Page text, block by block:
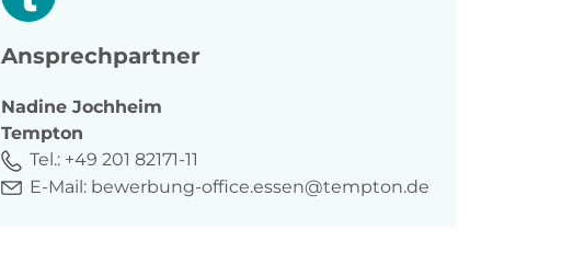
Ansprechpartner
Nadine Jochheim
Tempton
Tel.: +49 201 82171-11
E-Mail: bewerbung-office.essen@tempton.de